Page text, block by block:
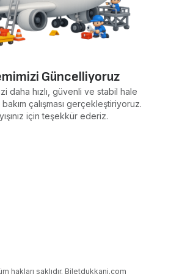
Güncelliyoruz
daha hızlı, güvenli ve stabil hale
çalışması gerçekleştiriyoruz.
için teşekkür ederiz.
hakları saklıdır. Biletdukkani.com